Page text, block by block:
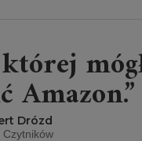
Amazon.”
Drózd
Czytników